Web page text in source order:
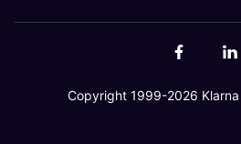
Copyright 1999-2026 Klarna